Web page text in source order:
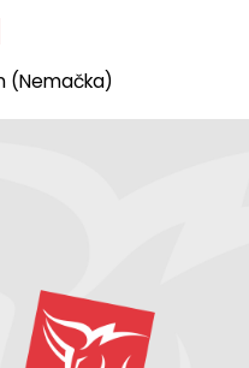
(Nemačka)